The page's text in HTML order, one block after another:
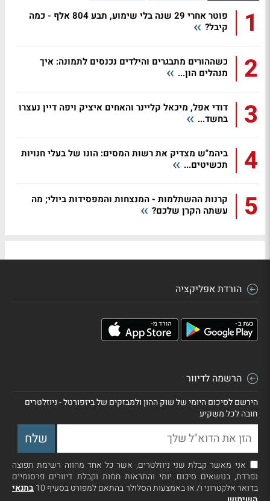
1
פוטר אחרי 29 שנה בלי שימוע, תבע 804 אלף - כמה
קיבל?
2
כשההורים מתבגרים והילדים נכנסים לתמונה: איך
מנהלים הון...
3
דודי אפל, מיכאל קליינר והאחים איציק ויפה דיין נעצרו
בחשד...
4
ביהמ"ש מצדיק את רשות המסים: הונו של בעלי חנויות
תכשיטים...
5
קרנות ההשתלמות - המנצחות והמפסידות ביולי; מה
עשתה הקרן שלכם?
הורדת אפליקציה
הרשמה לדיוור
הירשם לסיכום היומי של שוק ההון ולמבזקים של ביזפורטל - ניוזלטרים
חובה לכל משקיע
אני מאשר קבלת שני ניוזלטרים, אשר כל אחד מהווה רשימת תפוצה
נפרדת, בנושאים סיכום יומי והתראות חמות וקבלת דיוורים פרסומיים
בדואר אלקטרוני ו/ או באמצעות הסלולר בהתאם למפורט בסעיף 10
בתנאי